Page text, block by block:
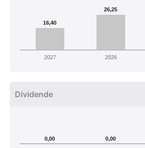
16,40
26,25
2027 2026
Dividende
0,00 0,00